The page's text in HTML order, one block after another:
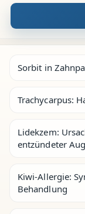
Sorbit in
Trachycarpus:
Lidekzem:
entzündeter
Kiwi-Allergie:
Behandlung